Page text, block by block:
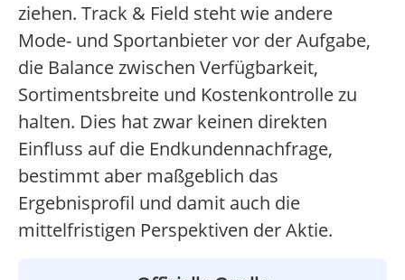
ziehen. Track & Field steht wie andere
Mode- und Sportanbieter vor der Aufgabe,
die Balance zwischen Verfügbarkeit,
Sortimentsbreite und Kostenkontrolle zu
halten. Dies hat zwar keinen direkten
Einfluss auf die Endkundennachfrage,
bestimmt aber maßgeblich das
Ergebnisprofil und damit auch die
mittelfristigen Perspektiven der Aktie.